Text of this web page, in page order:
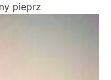
pieprz